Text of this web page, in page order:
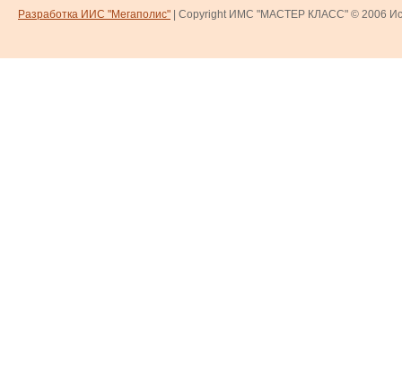
Разработка ИИС "Мегаполис" | Copyright ИМС "МАСТЕР КЛАСС" © 2006